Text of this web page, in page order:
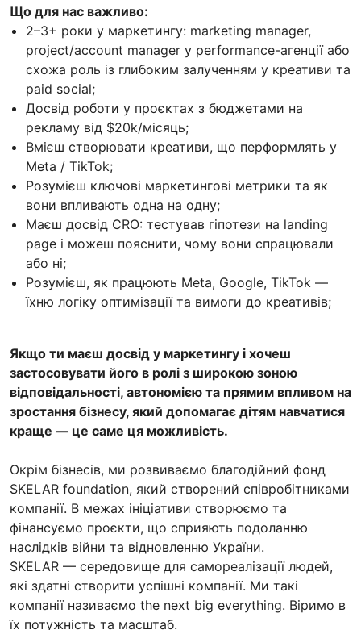
Що для нас важливо:
2–3+ роки у маркетингу: marketing manager,
project/account manager у performance-агенції або
схожа роль із глибоким залученням у креативи та
paid social;
Досвід роботи у проєктах з бюджетами на
рекламу від $20k/місяць;
Вмієш створювати креативи, що перформлять у
Meta / TikTok;
Розумієш ключові маркетингові метрики та як
вони впливають одна на одну;
Маєш досвід CRO: тестував гіпотези на landing
page і можеш пояснити, чому вони спрацювали
або ні;
Розумієш, як працюють Meta, Google, TikTok —
їхню логіку оптимізації та вимоги до креативів;
Якщо ти маєш досвід у маркетингу і хочеш
застосовувати його в ролі з широкою зоною
відповідальності, автономією та прямим впливом на
зростання бізнесу, який допомагає дітям навчатися
краще — це саме ця можливість.
Окрім бізнесів, ми розвиваємо благодійний фонд
SKELAR foundation, який створений співробітниками
компанії. В межах ініціативи створюємо та
фінансуємо проєкти, що сприяють подоланню
наслідків війни та відновленню України.
SKELAR — середовище для самореалізації людей,
які здатні створити успішні компанії. Ми такі
компанії називаємо the next big everything. Віримо в
їх потужність та масштаб.